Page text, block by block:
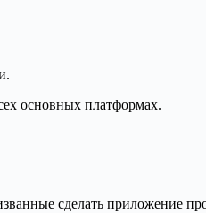
основных платформах.
сделать приложение